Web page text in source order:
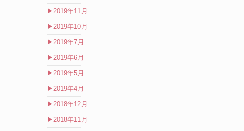
▶2019年11月
▶2019年10月
▶2019年7月
▶2019年6月
▶2019年5月
▶2019年4月
▶2018年12月
▶2018年11月